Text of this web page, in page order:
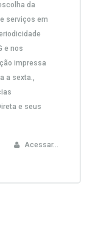
da
serviços em
e nos
impressa
a sexta.,
e seus
Acessar...